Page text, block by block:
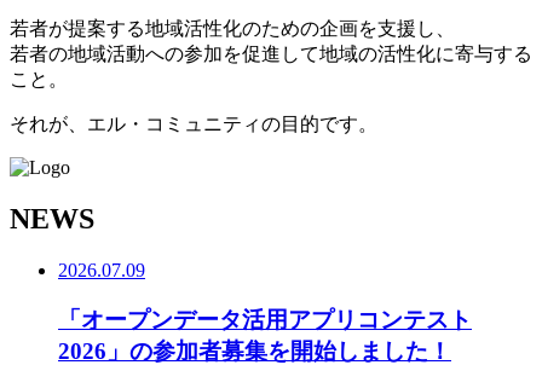
若者が提案する地域活性化のための企画を支援し、
若者の地域活動への参加を促進して地域の活性化に寄与する
こと。
それが、エル・コミュニティの目的です。
NEWS
2026.07.09
「オープンデータ活用アプリコンテスト
2026」の参加者募集を開始しました！